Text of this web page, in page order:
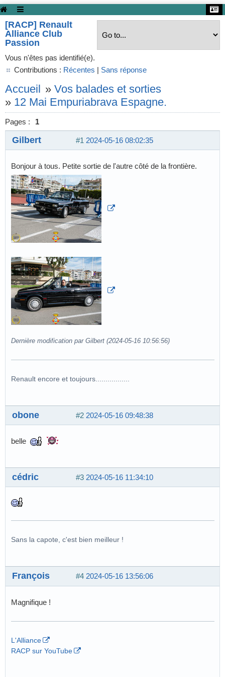
[RACP] Renault
Alliance Club
Passion
Vous n'êtes pas identifié(e).
Contributions : Récentes | Sans réponse
Accueil » Vos balades et sorties
» 12 Mai Empuriabrava Espagne.
Pages : 1
#1 2024-05-16 08:02:35
Gilbert
Bonjour à tous. Petite sortie de l'autre côté de la frontière.
Dernière modification par Gilbert (2024-05-16 10:56:56)
Renault encore et toujours.................
#2 2024-05-16 09:48:38
obone
belle
#3 2024-05-16 11:34:10
cédric
Sans la capote, c'est bien meilleur !
#4 2024-05-16 13:56:06
François
Magnifique !
L'Alliance
RACP sur YouTube